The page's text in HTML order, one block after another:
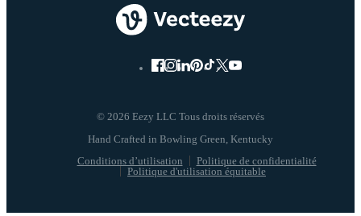
© 2026 Eezy LLC Tous droits réservés
Conditions d’utilisation
Politique de confidentialité
Politique d'utilisation équitable